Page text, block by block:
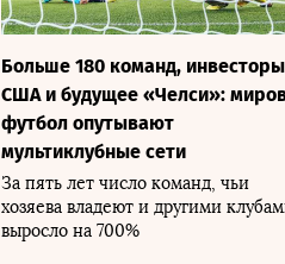
Больше 180 команд,
США и будущее «Челси»:
футбол опутывают
мультиклубные сети
За пять лет число команд, чьи
хозяева владеют и другими
выросло на 700%